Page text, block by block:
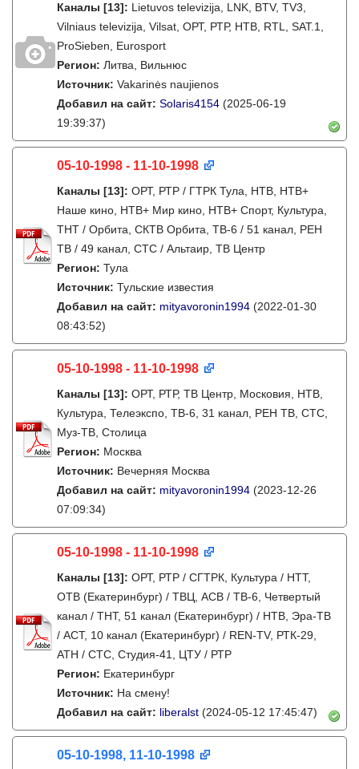
Каналы [13]: Lietuvos televizija, LNK, BTV, TV3,
Vilniaus televizija, Vilsat, ОРТ, РТР, НТВ, RTL, SAT.1,
ProSieben, Eurosport
Регион: Литва, Вильнюс
Источник: Vakarinės naujienos
Добавил на сайт: Solaris4154 (2025-06-19
19:39:37)
05-10-1998 - 11-10-1998
Каналы [13]: ОРТ, РТР / ГТРК Тула, НТВ, НТВ+
Наше кино, НТВ+ Мир кино, НТВ+ Спорт, Культура,
ТНТ / Орбита, СКТВ Орбита, ТВ-6 / 51 канал, РЕН
ТВ / 49 канал, СТС / Альтаир, ТВ Центр
Регион: Тула
Источник: Тульские известия
Добавил на сайт: mityavoronin1994 (2022-01-30
08:43:52)
05-10-1998 - 11-10-1998
Каналы [13]: ОРТ, РТР, ТВ Центр, Московия, НТВ,
Культура, Телеэкспо, ТВ-6, 31 канал, РЕН ТВ, СТС,
Муз-ТВ, Столица
Регион: Москва
Источник: Вечерняя Москва
Добавил на сайт: mityavoronin1994 (2023-12-26
07:09:34)
05-10-1998 - 11-10-1998
Каналы [13]: ОРТ, РТР / СГТРК, Культура / НТТ,
ОТВ (Екатеринбург) / ТВЦ, АСВ / ТВ-6, Четвертый
канал / ТНТ, 51 канал (Екатеринбург) / НТВ, Эра-ТВ
/ АСТ, 10 канал (Екатеринбург) / REN-TV, РТК-29,
АТН / СТС, Студия-41, ЦТУ / РТР
Регион: Екатеринбург
Источник: На смену!
Добавил на сайт: liberalst (2024-05-12 17:45:47)
05-10-1998, 11-10-1998